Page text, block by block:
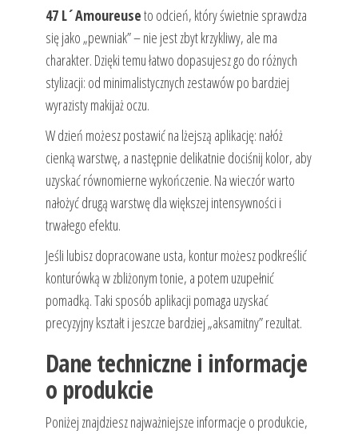
47 L´Amoureuseto odcień, który świetnie sprawdza
się jako „pewniak” – nie jest zbyt krzykliwy, ale ma
charakter. Dzięki temu łatwo dopasujesz go do różnych
stylizacji: od minimalistycznych zestawów po bardziej
wyrazisty makijaż oczu.
W dzień możesz postawić na lżejszą aplikację: nałóż
cienką warstwę, a następnie delikatnie dociśnij kolor, aby
uzyskać równomierne wykończenie. Na wieczór warto
nałożyć drugą warstwę dla większej intensywności i
trwałego efektu.
Jeśli lubisz dopracowane usta, kontur możesz podkreślić
konturówką w zbliżonym tonie, a potem uzupełnić
pomadką. Taki sposób aplikacji pomaga uzyskać
precyzyjny kształt i jeszcze bardziej „aksamitny” rezultat.
Dane techniczne i informacje
o produkcie
Poniżej znajdziesz najważniejsze informacje o produkcie,